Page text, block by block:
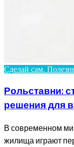
Сделай сам.
Рольставни:
решения для
В современном
жилища играют